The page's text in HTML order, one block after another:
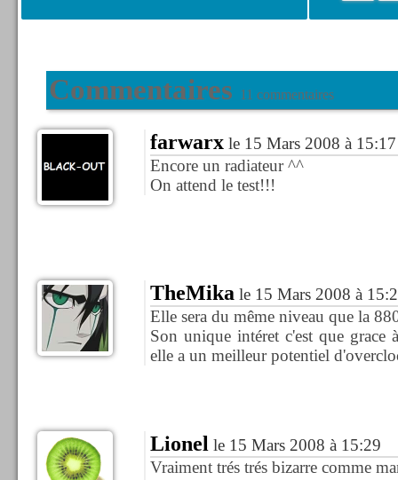
Commentaires 11 commentaires
farwarxle 15 Mars 2008 à 15:17
Encore un radiateur ^^
On attend le test!!!
TheMika le 15 Mars 2008 à
Elle sera du même niveau que la
Son unique intéret c'est que grace
elle a un meilleur potentiel
Lionel le 15 Mars 2008 à 15:29
Vraiment trés trés bizarre comme